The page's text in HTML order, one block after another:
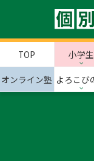
TOP 小学生
オンライン塾 よろこび